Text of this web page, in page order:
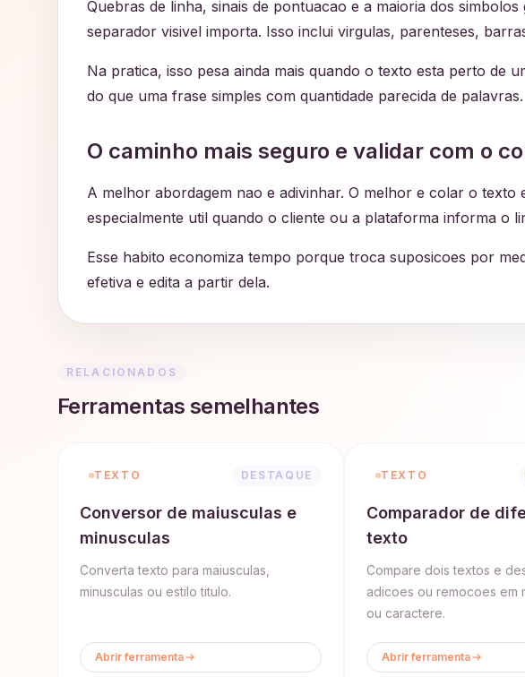
Quebras de linha, sinais de pontuacao e a maioria dos
separador visivel importa. Isso inclui virgulas, parenteses,
Na pratica, isso pesa ainda mais quando o texto esta perto de
do que uma frase simples com quantidade parecida de palavras.
O caminho mais seguro e validar com o
A melhor abordagem nao e adivinhar. O melhor e colar o
especialmente util quando o cliente ou a plataforma informa o
Esse habito economiza tempo porque troca suposicoes por
efetiva e edita a partir dela.
RELACIONADOS
Ferramentas semelhantes
TEXTO DESTAQUE
Conversor de maiusculas e
minusculas
Converta texto para maiusculas,
minusculas ou estilo titulo.
Abrir ferramenta
TEXTO
Comparador de
texto
Compare dois textos e
adicoes ou remocoes em
ou caractere.
Abrir ferramenta